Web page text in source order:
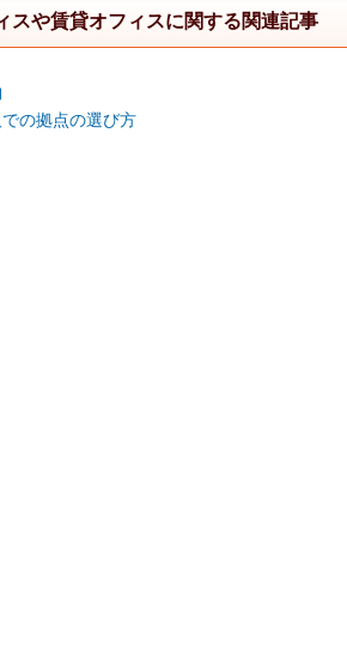
スや賃貸オフィスに関する関連記事
の拠点の選び方